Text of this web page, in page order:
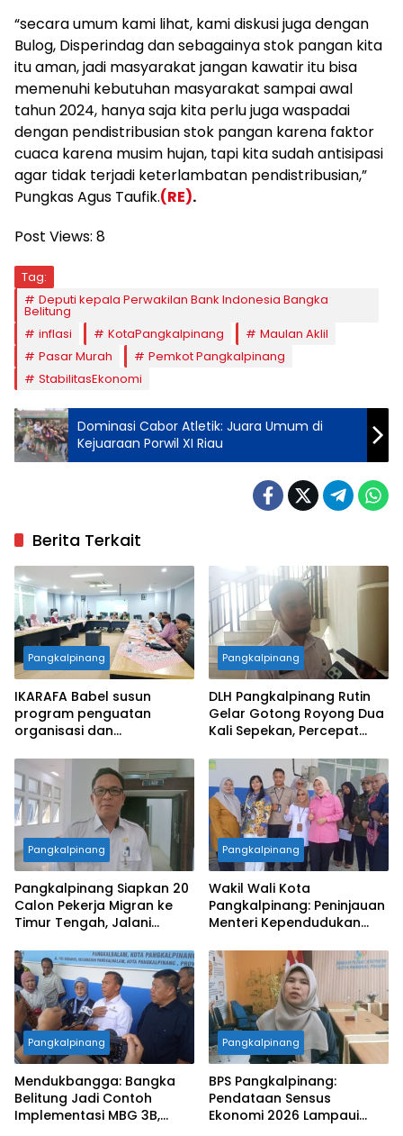
“secara umum kami lihat, kami diskusi juga dengan
Bulog, Disperindag dan sebagainya stok pangan kita
itu aman, jadi masyarakat jangan kawatir itu bisa
memenuhi kebutuhan masyarakat sampai awal
tahun 2024, hanya saja kita perlu juga waspadai
dengan pendistribusian stok pangan karena faktor
cuaca karena musim hujan, tapi kita sudah antisipasi
agar tidak terjadi keterlambatan pendistribusian,”
Pungkas Agus Taufik.(RE).
Post Views: 8
Tag:
Deputi kepala Perwakilan Bank Indonesia Bangka
Belitung
inflasi
KotaPangkalpinang
Maulan Aklil
Pasar Murah
Pemkot Pangkalpinang
StabilitasEkonomi
Dominasi Cabor Atletik: Juara Umum di
Kejuaraan Porwil XI Riau
Berita Terkait
Pangkalpinang
IKARAFA Babel susun
program penguatan
organisasi dan
Pangkalpinang
DLH Pangkalpinang Rutin
Gelar Gotong Royong Dua
Kali Sepekan, Percepat
Pangkalpinang
Pangkalpinang Siapkan 20
Calon Pekerja Migran ke
Timur Tengah, Jalani
Pangkalpinang
Wakil Wali Kota
Pangkalpinang: Peninjauan
Menteri Kependudukan
Standar Layanan MBG
Pangkalpinang
Mendukbangga: Bangka
Belitung Jadi Contoh
Implementasi MBG 3B,
Pangkalpinang
BPS Pangkalpinang:
Pendataan Sensus
Ekonomi 2026 Lampaui